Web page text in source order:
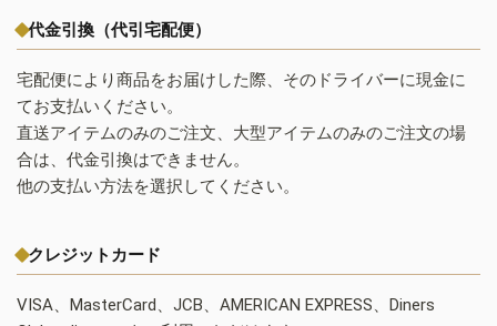
代金引換（代引宅配便）
宅配便により商品をお届けした際、そのドライバーに現金に
てお支払いください。
直送アイテムのみのご注文、大型アイテムのみのご注文の場
合は、代金引換はできません。
他の支払い方法を選択してください。
クレジットカード
VISA、MasterCard、JCB、AMERICAN EXPRESS、Diners